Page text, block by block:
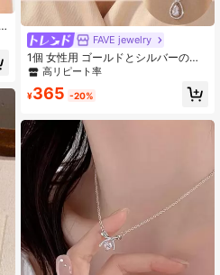
FAVE jewelry
1個 女性用 ゴールドとシルバーのデ
ュアルトーンペンダントネックレス
ービックジルコニア ウォーターフォ
リー、調節可能なチェーン、デイリ
ー、誕生日、記念日の彼女への贈り
物に最適
高リピート率
¥365 -20%